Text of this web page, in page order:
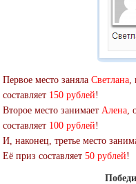
Первое место заняла Светлана,
составляет 150 рублей!
Второе место занимает Алена,
составляет 100 рублей!
И, наконец, третье место
Её приз составляет 50 рублей!